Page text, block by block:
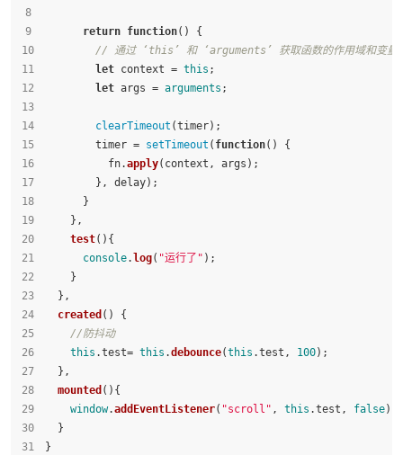
return function( ) {
// 通过 ‘this’ 和 ‘arguments’ 获取函数的作用域和变量
let context = this ;
let args = arguments ;
clearTimeout (timer);
        timer =
setTimeout ( function( ) {
          fn.
apply(context, args);
        }, delay);
      }
    },
test( ){
console. log( "运行了" );
    }
  },
created ( ) {
//防抖动
this .test= this .debounce(this .test , 100);
  },
mounted ( ){
window.addEventListener( "scroll" , this .test , false);
  }
}